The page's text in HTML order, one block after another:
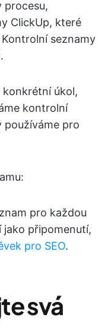
procesu,
ClickUp, které
seznamy
konkrétní úkol,
kontrolní
používáme pro
pro každou
jako připomenutí,
pro SEO.
svá